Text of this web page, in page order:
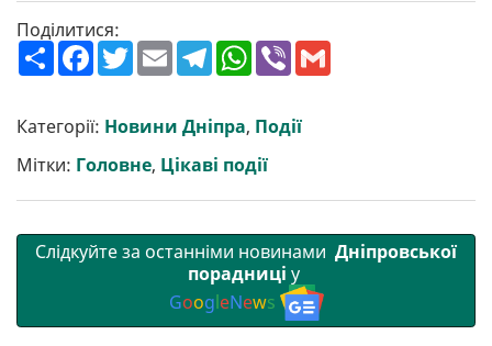
Поділитися:
П
о
ш
р
и
и
F
a
c
b
o
k
T
w
t
e
E
m
a
l
T
e
g
r
a
m
W
h
a
s
A
p
p
V
b
r
Категорії: Новини Дніпра, Події
Мітки: Головне, Цікаві події
Слідкуйте за останніми новинами Дніпровської
порадниці у
GoogleNews